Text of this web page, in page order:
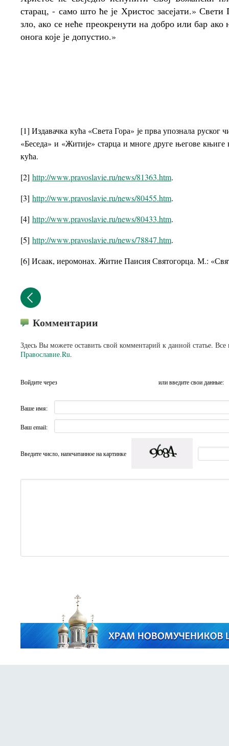
старац, - само што ће је Христос засејати.» Свети
зло, ако се неће преокренути на добро или бар
онога које је допустио.»
[1] Издавачка кућа «Света Гора» је прва упознала руског
«Беседа» и «Житије» старца и многе друге његове књиге
кућа.
[2] http://www.pravoslavie.ru/news/81363.htm.
[3] http://www.pravoslavie.ru/news/80455.htm.
[4] http://www.pravoslavie.ru/news/80433.htm.
[5] http://www.pravoslavie.ru/news/78847.htm.
[6] Исаак, иеромонах. Житие Паисия Святогорца. М.:
Комментарии
Здесь Вы можете оставить свой комментарий к данной статье.
Православие.Ru.
Войдите через или введите свои данные:
Ваше имя:
Ваш email:
Введите число, напечатанное на картинке